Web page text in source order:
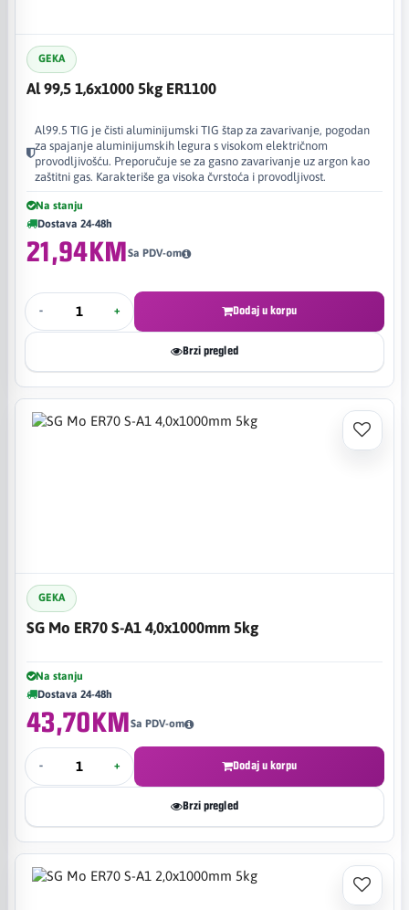
GEKA
Al 99,5 1,6x1000 5kg ER1100
Al99.5 TIG je čisti aluminijumski TIG štap za zavarivanje, pogodan
za spajanje aluminijumskih legura s visokom električnom
provodljivošću. Preporučuje se za gasno zavarivanje uz argon kao
zaštitni gas. Karakteriše ga visoka čvrstoća i provodljivost.
Na stanju
Dostava 24-48h
21,94KMSa PDV-om
- + Dodaj u korpu
Brzi pregled
GEKA
SG Mo ER70 S-A1 4,0x1000mm 5kg
Na stanju
Dostava 24-48h
43,70KMSa PDV-om
- + Dodaj u korpu
Brzi pregled